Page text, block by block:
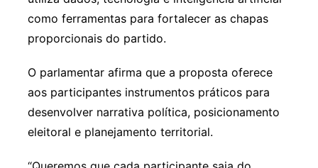
como ferramentas para fortalecer as chapas
proporcionais do partido.
O parlamentar afirma que a proposta oferece
aos participantes instrumentos práticos para
desenvolver narrativa política, posicionamento
eleitoral e planejamento territorial.